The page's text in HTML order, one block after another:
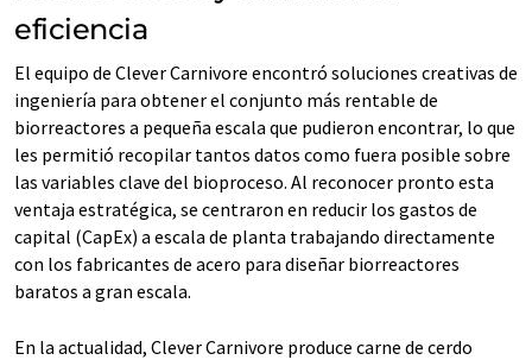
eficiencia
El equipo de Clever Carnivore encontró soluciones creativas de
ingeniería para obtener el conjunto más rentable de
biorreactores a pequeña escala que pudieron encontrar, lo que
les permitió recopilar tantos datos como fuera posible sobre
las variables clave del bioproceso. Al reconocer pronto esta
ventaja estratégica, se centraron en reducir los gastos de
capital (CapEx) a escala de planta trabajando directamente
con los fabricantes de acero para diseñar biorreactores
baratos a gran escala.
En la actualidad, Clever Carnivore produce carne de cerdo